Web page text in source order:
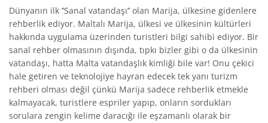
Dünyanın ilk ‘’Sanal vatandaşı’’ olan Marija, ülkesine gidenlere
rehberlik ediyor. Maltalı Marija, ülkesi ve ülkesinin kültürleri
hakkında uygulama üzerinden turistleri bilgi sahibi ediyor. Bir
sanal rehber olmasının dışında, tıpkı bizler gibi o da ülkesinin
vatandaşı, hatta Malta vatandaşlık kimliği bile var! Onu çekici
hale getiren ve teknolojiye hayran edecek tek yanı turizm
rehberi olması değil çünkü Marija sadece rehberlik etmekle
kalmayacak, turistlere espriler yapıp, onların sordukları
sorulara zengin kelime daracığı ile eşzamanlı olarak bir